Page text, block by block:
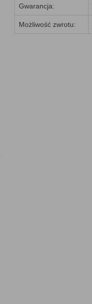
Gwarancja:
Możliwość zwrotu: